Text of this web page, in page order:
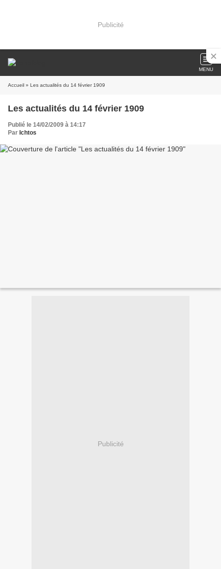
Publicité
MENU
Accueil » Les actualités du 14 février 1909
Les actualités du 14 février 1909
Publié le 14/02/2009 à 14:17
Par Ichtos
Publicité